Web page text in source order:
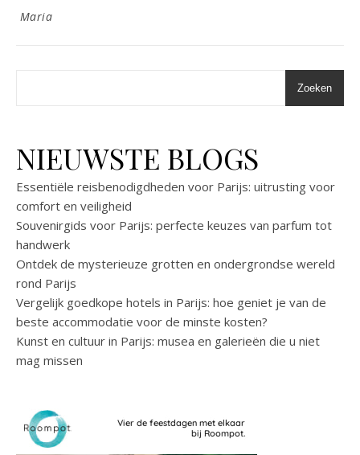
Maria
Zoeken
NIEUWSTE BLOGS
Essentiële reisbenodigdheden voor Parijs: uitrusting voor
comfort en veiligheid
Souvenirgids voor Parijs: perfecte keuzes van parfum tot
handwerk
Ontdek de mysterieuze grotten en ondergrondse wereld
rond Parijs
Vergelijk goedkope hotels in Parijs: hoe geniet je van de
beste accommodatie voor de minste kosten?
Kunst en cultuur in Parijs: musea en galerieën die u niet
mag missen